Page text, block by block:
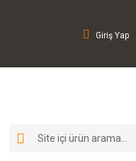
Giriş Yap